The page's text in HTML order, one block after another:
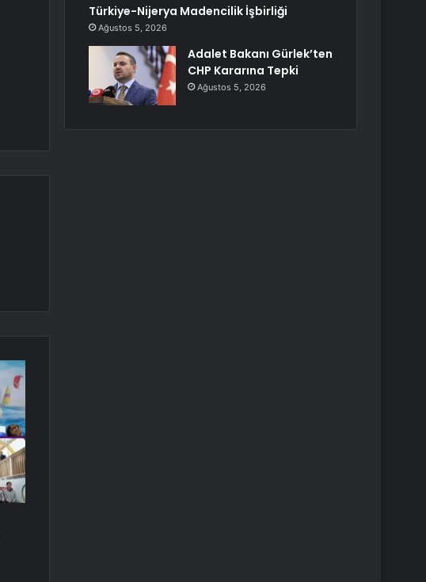
Türkiye-Nijerya Madencilik İşbirliği
Ağustos 5, 2026
Adalet Bakanı Gürlek’ten
CHP Kararına Tepki
Ağustos 5, 2026